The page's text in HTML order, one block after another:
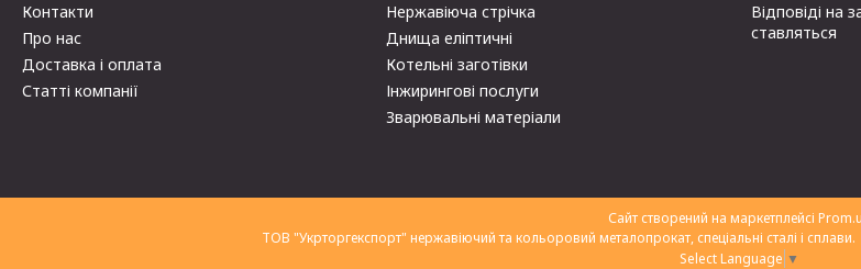
Контакти
Про нас
Доставка і оплата
Статті компанії
Нержавіюча стрічка
Днища еліптичні
Котельні заготівки
Інжирингові послуги
Зварювальні матеріали
Відповіді на
ставляться
Сайт створений на маркетплейсі
Select Language ▼